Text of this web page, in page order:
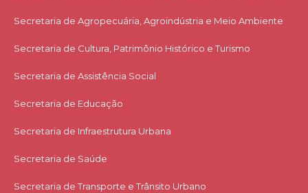
Secretaria de Agropecuária, Agroindústria e Meio Ambiente
Secretaria de Cultura, Patrimônio Histórico e Turismo
Secretaria de Assistência Social
Secretaria de Educação
Secretaria de Infraestrutura Urbana
Secretaria de Saúde
Secretaria de Transporte e Trânsito Urbano